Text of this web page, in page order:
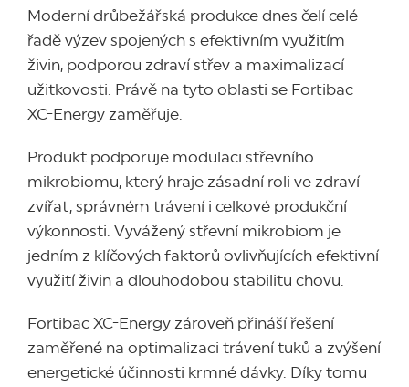
Moderní drůbežářská produkce dnes čelí celé
řadě výzev spojených s efektivním využitím
živin, podporou zdraví střev a maximalizací
užitkovosti. Právě na tyto oblasti se Fortibac
XC-Energy zaměřuje.
Produkt podporuje modulaci střevního
mikrobiomu, který hraje zásadní roli ve zdraví
zvířat, správném trávení i celkové produkční
výkonnosti. Vyvážený střevní mikrobiom je
jedním z klíčových faktorů ovlivňujících efektivní
využití živin a dlouhodobou stabilitu chovu.
Fortibac XC-Energy zároveň přináší řešení
zaměřené na optimalizaci trávení tuků a zvýšení
energetické účinnosti krmné dávky. Díky tomu